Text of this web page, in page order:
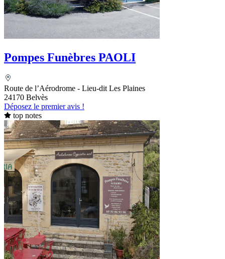
Pompes Funèbres PAOLI
Route de l’Aérodrome - Lieu-dit Les Plaines
24170 Belvès
Déposez le premier avis !
top notes